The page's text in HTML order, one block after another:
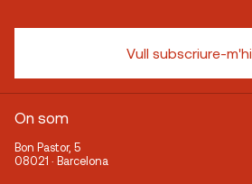
Vull subscriure-m'hi
On som
Bon Pastor, 5
08021 · Barcelona